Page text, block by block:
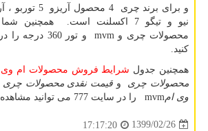
نیو و تیگو 7 اکسلنت است. همچنین
محصولات چری و mvm
کنید.
همچنین جدول شرایط فروش محصولات ام وی
محصولات چری و قیمت نقدی محصولات چری
وی امmvm را در سایت 777 می توانید مشاهده کنید
1399/02/26
17:17:20